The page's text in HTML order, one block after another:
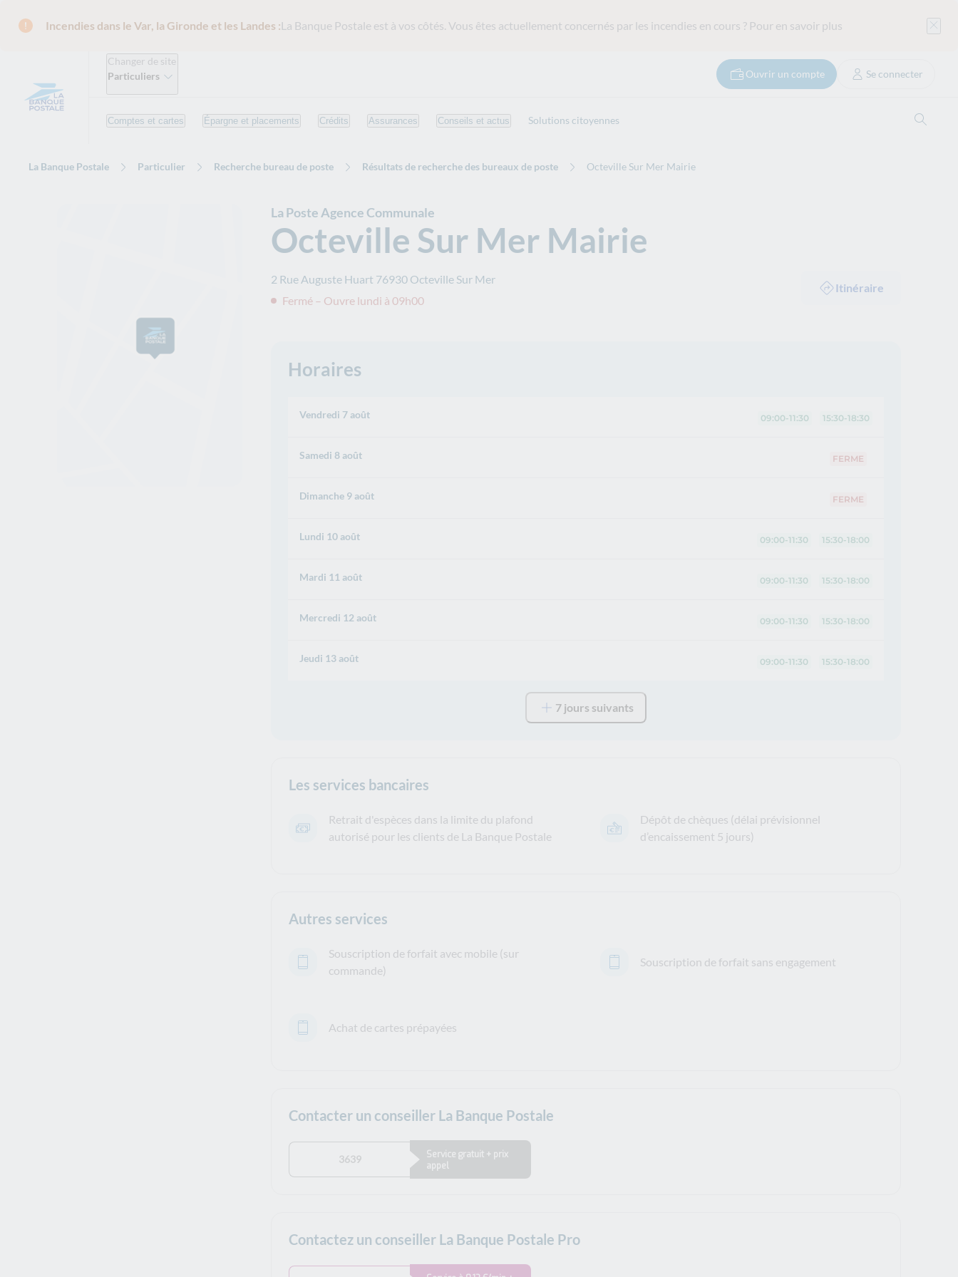
Incendies dans le Var, la Gironde et les Landes :La Banque Postale est à vos côtés. Vous êtes actuellement concernés par les incendies en cours ? Pour en savoir plus
Changer de site
Particuliers
Ouvrir un compte Se connecter
Comptes et cartes Épargne et placements Crédits Assurances Conseils et actus Solutions citoyennes
La Banque Postale Particulier Recherche bureau de poste Résultats de recherche des bureaux de poste Octeville Sur Mer Mairie
La Poste Agence Communale
Octeville Sur Mer Mairie
2 Rue Auguste Huart 76930 Octeville Sur Mer
Fermé – Ouvre lundi à 09h00
Itinéraire
Horaires
Vendredi 7 août 09:00-11:30 15:30-18:30
Samedi 8 août FERME
Dimanche 9 août FERME
Lundi 10 août 09:00-11:30 15:30-18:00
Mardi 11 août 09:00-11:30 15:30-18:00
Mercredi 12 août 09:00-11:30 15:30-18:00
Jeudi 13 août 09:00-11:30 15:30-18:00
7 jours suivants
Les services bancaires
Retrait d'espèces dans la limite du plafond
autorisé pour les clients de La Banque Postale
Dépôt de chèques (délai prévisionnel
d’encaissement 5 jours)
Autres services
Souscription de forfait avec mobile (sur
commande)
Souscription de forfait sans engagement
Achat de cartes prépayées
Contacter un conseiller La Banque Postale
3639
Service gratuit + prix
appel
Contactez un conseiller La Banque Postale Pro